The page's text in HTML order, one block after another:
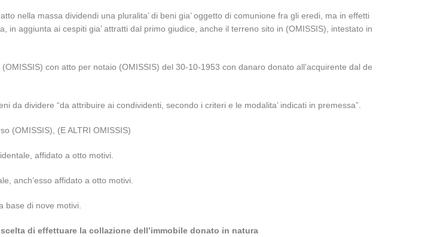
nella massa dividendi una pluralita’ di beni gia’ oggetto di comunione fra gli eredi, ma in effetti
aggiunta ai cespiti gia’ attratti dal primo giudice, anche il terreno sito in (OMISSIS), intestato in
con atto per notaio (OMISSIS) del 30-10-1953 con danaro donato all’acquirente dal de
dividere “da attribuire ai condividenti, secondo i criteri e le modalita’ indicati in premessa”.
(OMISSIS), (E ALTRI OMISSIS)
affidato a otto motivi.
anch’esso affidato a otto motivi.
base di nove motivi.
di effettuare la collazione dell’immobile donato in natura